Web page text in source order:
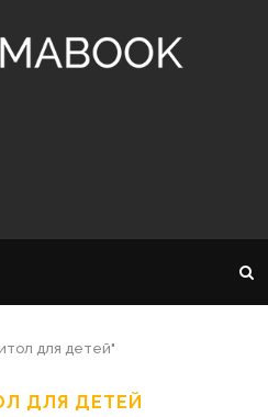
для детей"
ДЛЯ ДЕТЕЙ